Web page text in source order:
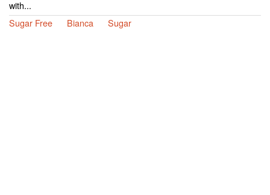
with...
Sugar Free
Bianca Sugar